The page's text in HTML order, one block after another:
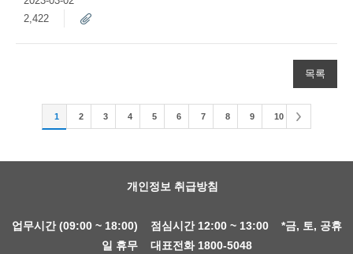
2,422
목록
1 2 3 4 5 6 7 8 9 10
개인정보 취급방침
업무시간 (09:00 ~ 18:00) 점심시간 12:00 ~ 13:00 *금, 토, 공휴
일 휴무 대표전화 1800-5048